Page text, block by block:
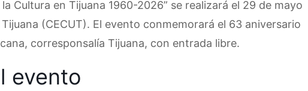
Cultura en Tijuana 1960-2026” se realizará el 29 de mayo
(CECUT). El evento conmemorará el 63 aniversario
corresponsalía Tijuana, con entrada libre.
evento